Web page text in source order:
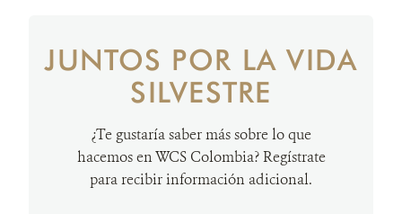
JUNTOS POR LA VIDA
SILVESTRE
¿Te gustaría saber más sobre lo que
hacemos en WCS Colombia? Regístrate
para recibir información adicional.